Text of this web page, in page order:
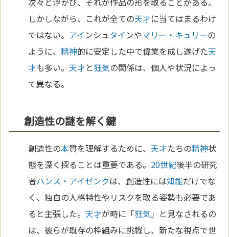
しかしながら、これが全ての天才に当てはまるわけ
ではない。 アイ ンシュタイ ンやマリー・キュリーの
ように、精神的に安定した中で偉業を成し遂げた天
才も多い。天才と狂気の関係は、個人や状況によっ
て異なる。
創造性の謎を解く鍵
創造性の本質を理解するために、天才たちの精神状
態を深く探ることは重要である。 20世紀後半の研究
者ハンス・アイゼンクは、創造性には知能だけでな
く、独自の人格特性やリスクを取る姿勢も必要であ
ると主張した。天才が時に「狂気」と見なされるの
は、彼らが既存の枠組みに挑戦し、新たな視点で世